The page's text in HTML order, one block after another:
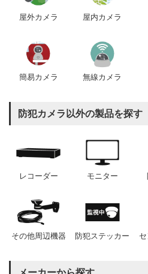
屋外カメラ 屋内カメラ
簡易カメラ 無線カメラ
防犯カメラ以外の製品を探す
レコーダー モニター
その他周辺機器 防犯ステッカー